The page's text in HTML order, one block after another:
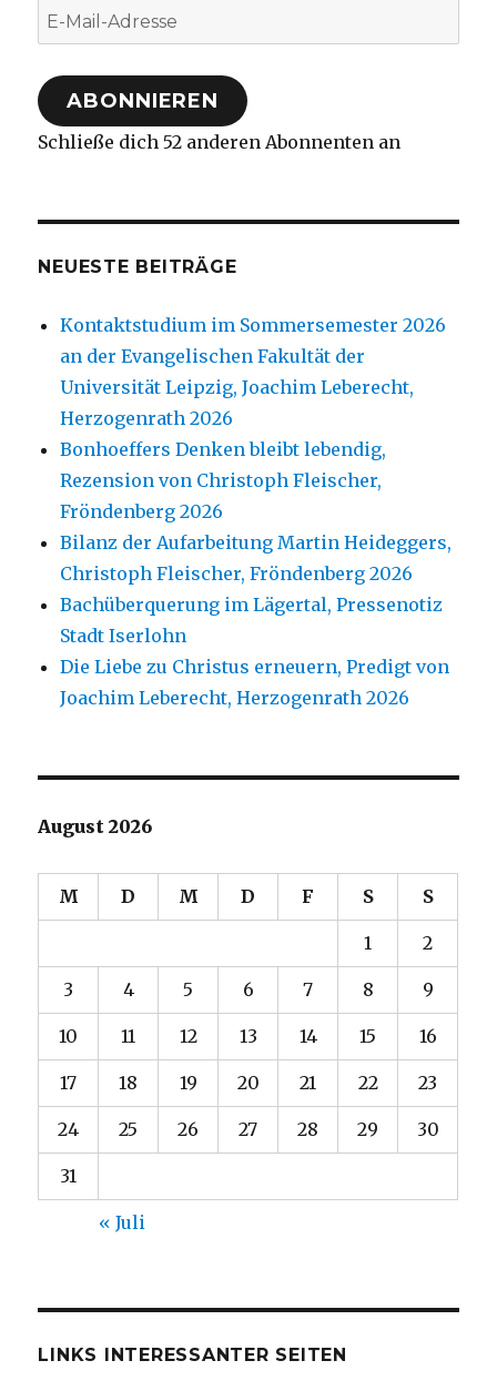
E-
Mail-
Adresse
ABONNIEREN
Schließe dich 52 anderen Abonnenten an
NEUESTE BEITRÄGE
Kontaktstudium im Sommersemester 2026
an der Evangelischen Fakultät der
Universität Leipzig, Joachim Leberecht,
Herzogenrath 2026
Bonhoeffers Denken bleibt lebendig,
Rezension von Christoph Fleischer,
Fröndenberg 2026
Bilanz der Aufarbeitung Martin Heideggers,
Christoph Fleischer, Fröndenberg 2026
Bachüberquerung im Lägertal, Pressenotiz
Stadt Iserlohn
Die Liebe zu Christus erneuern, Predigt von
Joachim Leberecht, Herzogenrath 2026
August 2026
M D M D F S S
1 2
3 4 5 6 7 8 9
10 11 12 13 14 15 16
17 18 19 20 21 22 23
24 25 26 27 28 29 30
31
« Juli
LINKS INTERESSANTER SEITEN